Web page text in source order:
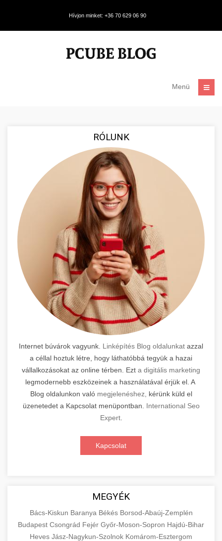
Hívjon minket: +36 70 629 06 90
Menü
RÓLUNK
Internet búvárok vagyunk. Linképítés Blog oldalunkat azzal
a céllal hoztuk létre, hogy láthatóbbá tegyük a hazai
vállalkozásokat az online térben. Ezt a digitális marketing
legmodernebb eszközeinek a használatával érjük el. A
Blog oldalunkon való megjelenéshez,
kérünk küld el
üzenetedet a Kapcsolat menüpontban. International Seo
Expert.
Kapcsolat
MEGYÉK
Bács-Kiskun Baranya Békés Borsod-Abaúj-Zemplén
Budapest Csongrád Fejér Győr-Moson-Sopron Hajdú-Bihar
Heves Jász-Nagykun-Szolnok Komárom-Esztergom